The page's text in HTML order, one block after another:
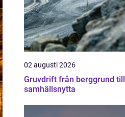
02 augusti 2026
Gruvdrift från berggrund till
samhällsnytta